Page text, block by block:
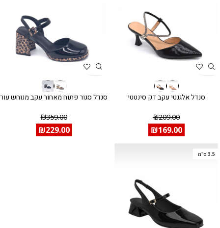
סנדל אלגנטי עקב דק סינטטי
₪209.00
₪169.00
סנדל סגור פתוח מאחור עקב מנוחש עור
₪359.00
₪229.00
3.5 ס"מ